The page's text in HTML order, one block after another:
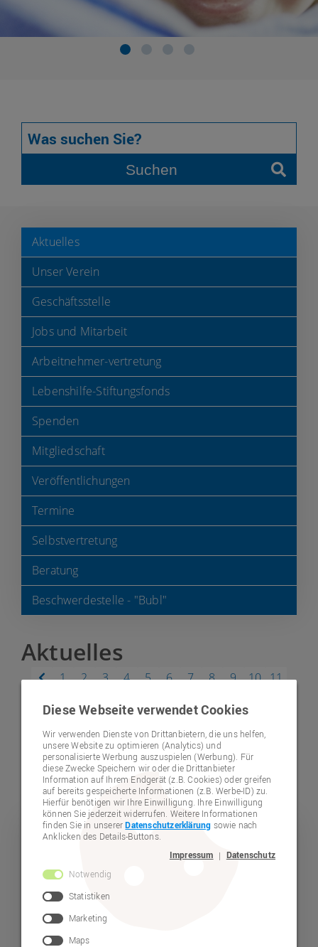
Suchen
Aktuelles
Unser Verein
Geschäftsstelle
Jobs und Mitarbeit
Arbeitnehmer-vertretung
Lebenshilfe-Stiftungsfonds
Spenden
Mitgliedschaft
Veröffentlichungen
Termine
Selbstvertretung
Beratung
Beschwerdestelle - "Bubl"
Aktuelles
1 2 3 4 5 6 7 8 9 10 11
36 37 38 39 40 41 42 43 44 45 46
48 49 50 51 52 53 54 55 56 57 58
60 61
Arbeiten
Diese Webseite verwendet Cookies
Wir verwenden Dienste von Drittanbietern, die uns helfen,
unsere Website zu optimieren (Analytics) und
personalisierte Werbung auszuspielen (Werbung). Für
diese Zwecke Speichern wir oder die Drittanbieter
Information auf Ihrem Endgerät (z.B. Cookies) oder greifen
auf bereits gespeicherte Informationen (z.B. Werbe-ID) zu.
Hierfür benötigen wir Ihre Einwilligung. Ihre Einwilligung
können Sie jederzeit widerrufen. Weitere Informationen
finden Sie in unsererDatenschutzerklärung sowie nach
Anklicken des Details-Buttons.
Impressum | Datenschutz
Notwendig
Statistiken
Marketing
Maps